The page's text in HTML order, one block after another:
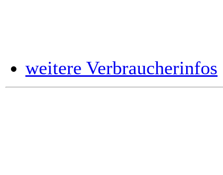
weitere Verbraucherinfos